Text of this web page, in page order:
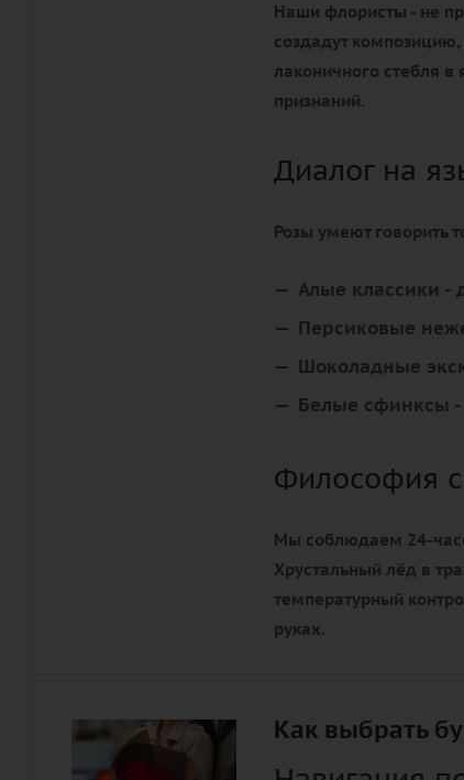
Наши флористы - не
создадут
лаконичного стебля
признаний.
Диалог на
Розы умеют говорить
Алые классики -
Персиковые
Шоколадные
Белые сфинксы
Философия
Мы соблюдаем 24-
Хрустальный лёд в
температурный
руках.
Как выбрать